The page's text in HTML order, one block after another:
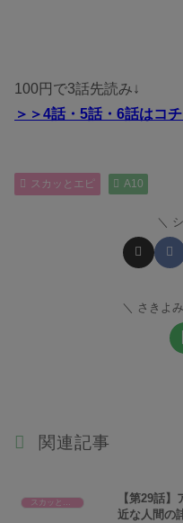
100円で3話先読み↓
＞＞4話・5話・6話はコ
スカッとエピ A10
さきよ
関連記事
スカッとエピ
【第29話
近な人間の